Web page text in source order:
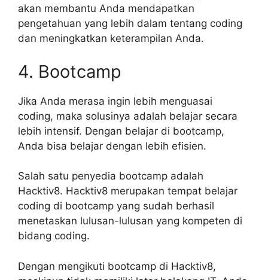
akan membantu Anda mendapatkan
pengetahuan yang lebih dalam tentang coding
dan meningkatkan keterampilan Anda.
4. Bootcamp
Jika Anda merasa ingin lebih menguasai
coding, maka solusinya adalah belajar secara
lebih intensif. Dengan belajar di bootcamp,
Anda bisa belajar dengan lebih efisien.
Salah satu penyedia bootcamp adalah
Hacktiv8. Hacktiv8 merupakan tempat belajar
coding di bootcamp yang sudah berhasil
menetaskan lulusan-lulusan yang kompeten di
bidang coding.
Dengan mengikuti bootcamp di Hacktiv8,